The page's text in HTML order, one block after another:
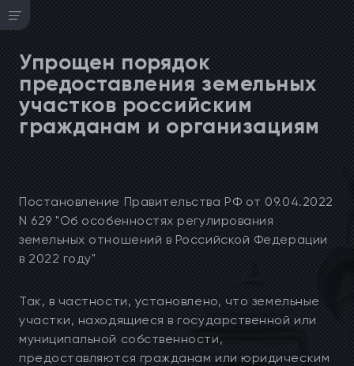
Упрощен порядок
предоставления земельных
участков российским
гражданам и организациям
Постановление Правительства РФ от 09.04.2022
N 629 "Об особенностях регулирования
земельных отношений в Российской Федерации
в 2022 году"
Так, в частности, установлено, что земельные
участки, находящиеся в государственной или
муниципальной собственности,
предоставляются гражданам или юридическим